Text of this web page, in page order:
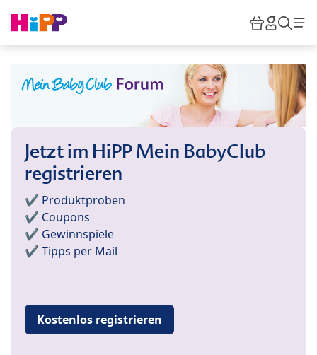
HiPP
Jetzt im HiPP Mein BabyClub
registrieren
✔️ Produktproben
✔️ Coupons
✔️ Gewinnspiele
✔️ Tipps per Mail
Kostenlos registrieren